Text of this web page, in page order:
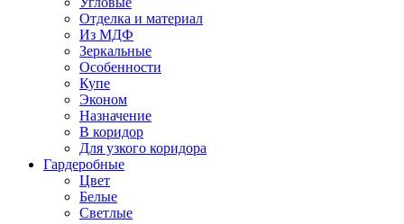
Отделка и материал
Из МДФ
Зеркальные
Особенности
Купе
Эконом
Назначение
В коридор
Для узкого коридора
Гардеробные
Цвет
Белые
Светлые